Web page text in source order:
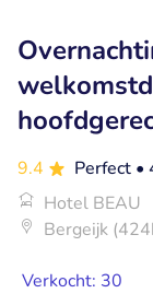
9.4 Perfect •
Hotel BEAU
Bergeijk
Verkocht: 30